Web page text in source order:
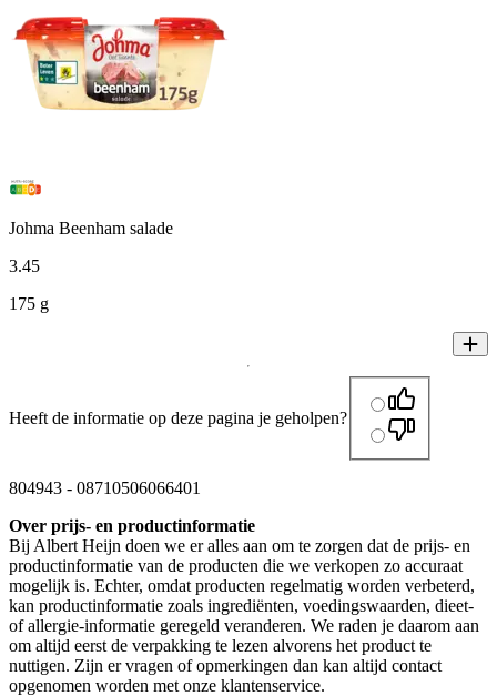
Johma Beenham salade
3.45
175 g
Heeft de informatie op deze pagina je geholpen?
804943 - 08710506066401
Over prijs- en productinformatie
Bij Albert Heijn doen we er alles aan om te zorgen dat de prijs- en
productinformatie van de producten die we verkopen zo accuraat
mogelijk is. Echter, omdat producten regelmatig worden verbeterd,
kan productinformatie zoals ingrediënten, voedingswaarden, dieet-
of allergie-informatie geregeld veranderen. We raden je daarom aan
om altijd eerst de verpakking te lezen alvorens het product te
nuttigen. Zijn er vragen of opmerkingen dan kan altijd contact
opgenomen worden met onze klantenservice.